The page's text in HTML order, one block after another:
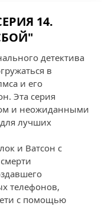
14.
детектива
в
и его
Эта серия
и неожиданными
лучших
и Ватсон с
телефонов,
с помощью